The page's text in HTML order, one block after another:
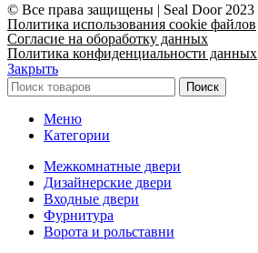
© Все права защищены | Seal Door 2023
Политика использования cookie файлов
Согласие на обоработку данных
Политика конфиденциальности данных
Закрыть
Поиск
Меню
Категории
Межкомнатные двери
Дизайнерские двери
Входные двери
Фурнитура
Ворота и рольставни